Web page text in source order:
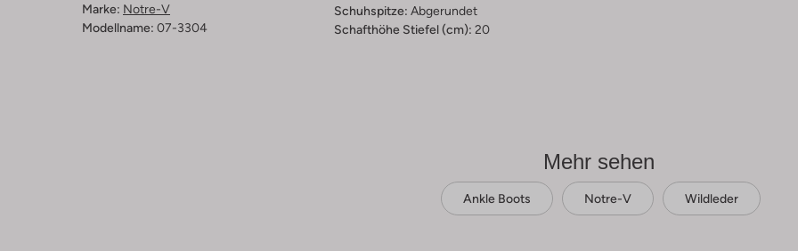
Marke: Notre-V
Modellname: 07-3304
Schuhspitze: Abgerundet
Schafthöhe Stiefel (cm): 20
Mehr sehen
Ankle Boots Notre-V Wildleder